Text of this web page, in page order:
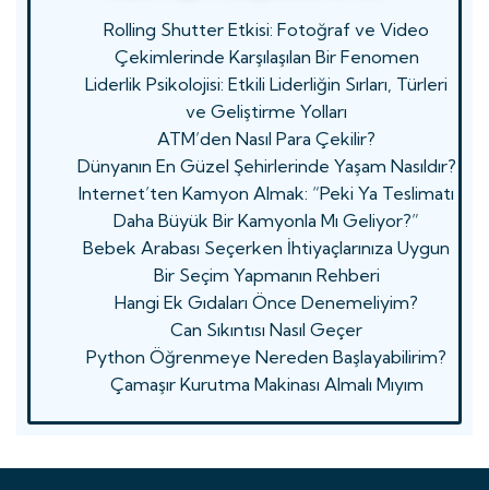
Rolling Shutter Etkisi: Fotoğraf ve Video
Çekimlerinde Karşılaşılan Bir Fenomen
Liderlik Psikolojisi: Etkili Liderliğin Sırları, Türleri
ve Geliştirme Yolları
ATM’den Nasıl Para Çekilir?
Dünyanın En Güzel Şehirlerinde Yaşam Nasıldır?
Internet’ten Kamyon Almak: “Peki Ya Teslimatı
Daha Büyük Bir Kamyonla Mı Geliyor?”
Bebek Arabası Seçerken İhtiyaçlarınıza Uygun
Bir Seçim Yapmanın Rehberi
Hangi Ek Gıdaları Önce Denemeliyim?
Can Sıkıntısı Nasıl Geçer
Python Öğrenmeye Nereden Başlayabilirim?
Çamaşır Kurutma Makinası Almalı Mıyım